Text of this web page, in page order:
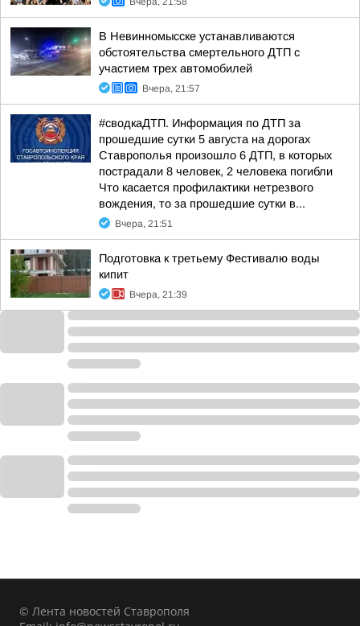
В Невинномысске устанавливаются
обстоятельства смертельного ДТП с
участием трех автомобилей
Вчера, 21:57
#сводкаДТП. Информация по ДТП за
прошедшие сутки 5 августа на дорогах
Ставрополья произошло 6 ДТП, в которых
пострадали 8 человек, 2 человека погибли
Что касается профилактики нетрезвого
вождения, то за прошедшие сутки в...
Вчера, 21:51
Подготовка к третьему Фестивалю воды
кипит
Вчера, 21:39
© Лента новостей Ставрополя